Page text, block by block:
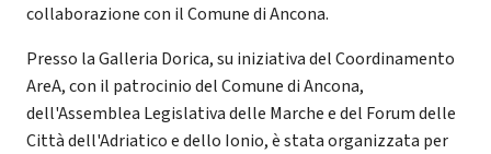
collaborazione con il Comune di Ancona.
Presso la Galleria Dorica, su iniziativa del Coordinamento
AreA, con il patrocinio del Comune di Ancona,
dell'Assemblea Legislativa delle Marche e del Forum delle
Città dell'Adriatico e dello Ionio, è stata organizzata per